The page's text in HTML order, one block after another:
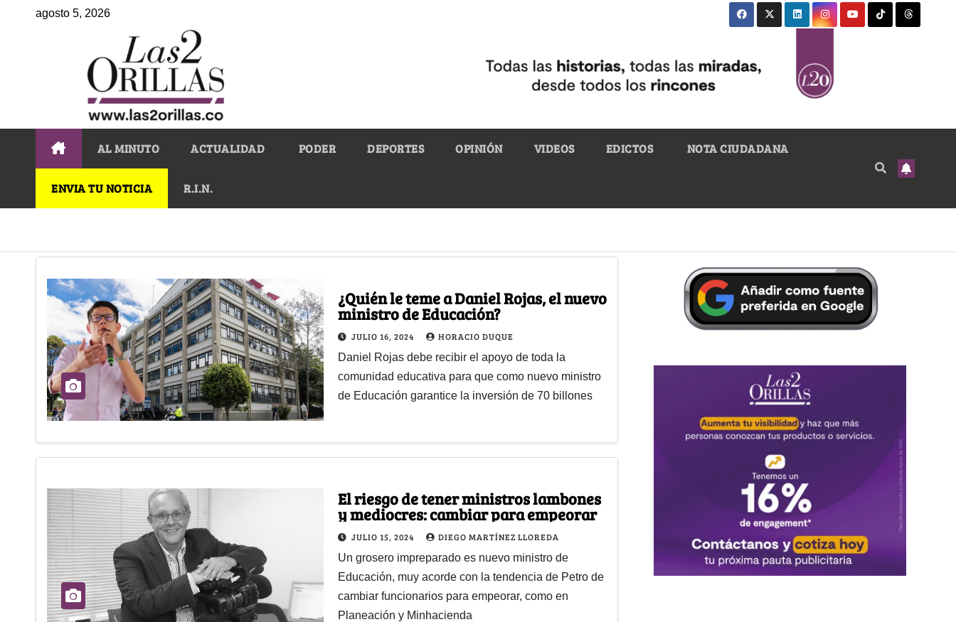
agosto 5, 2026
AL MINUTO ACTUALIDAD PODER DEPORTES OPINIÓN VIDEOS EDICTOS NOTA CIUDADANA
ENVIA TU NOTICIA R.I.N.
¿Quién le teme a Daniel Rojas, el nuevo
ministro de Educación?
JULIO 16, 2024 HORACIO DUQUE
Daniel Rojas debe recibir el apoyo de toda la
comunidad educativa para que como nuevo ministro
de Educación garantice la inversión de 70 billones
El riesgo de tener ministros lambones
y mediocres: cambiar para empeorar
JULIO 15, 2024 DIEGO MARTÍNEZ LLOREDA
Un grosero impreparado es nuevo ministro de
Educación, muy acorde con la tendencia de Petro de
cambiar funcionarios para empeorar, como en
Planeación y Minhacienda